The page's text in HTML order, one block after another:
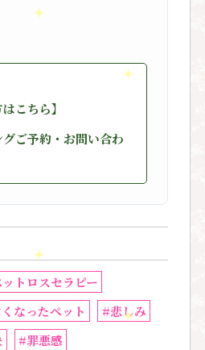
こちら】
ご予約・お問い合わ
トロスセラピー
なったペット
#悲しみ
#罪悪感